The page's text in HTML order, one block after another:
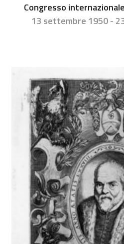
Congresso
13 settembre 1950 -